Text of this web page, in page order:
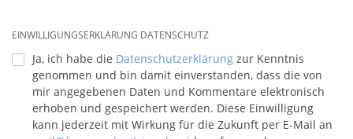
EINWILLIGUNGSERKLÄRUNG DATENSCHUTZ
Ja, ich habe die Datenschutzerklärung zur Kenntnis
genommen und bin damit einverstanden, dass die von
mir angegebenen Daten und Kommentare elektronisch
erhoben und gespeichert werden. Diese Einwilligung
kann jederzeit mit Wirkung für die Zukunft per E-Mail an